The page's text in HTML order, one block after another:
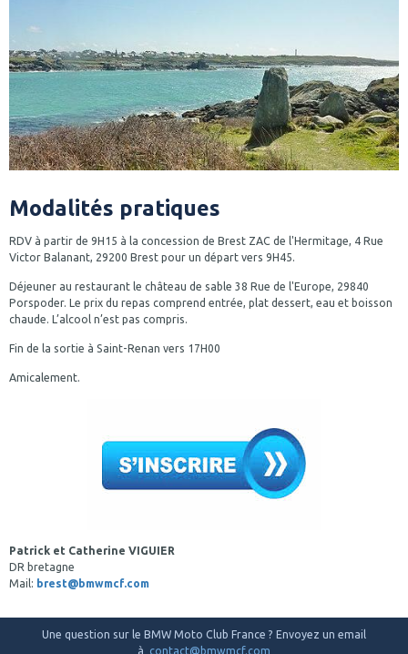
Modalités pratiques
RDV à partir de 9H15 à la concession de Brest ZAC de l'Hermitage, 4 Rue
Victor Balanant, 29200 Brest pour un départ vers 9H45.
Déjeuner au restaurant le château de sable 38 Rue de l'Europe, 29840
Porspoder. Le prix du repas comprend entrée, plat dessert, eau et boisson
chaude. L’alcool n’est pas compris.
Fin de la sortie à Saint-Renan vers 17H00
Amicalement.
Patrick et Catherine VIGUIER
DR bretagne
Mail: brest@bmwmcf.com
Une question sur le BMW Moto Club France ? Envoyez un email
à contact@bmwmcf.com